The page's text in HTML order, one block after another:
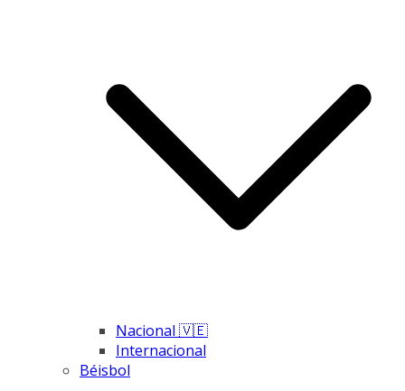
Nacional 🇻🇪
Internacional
Béisbol